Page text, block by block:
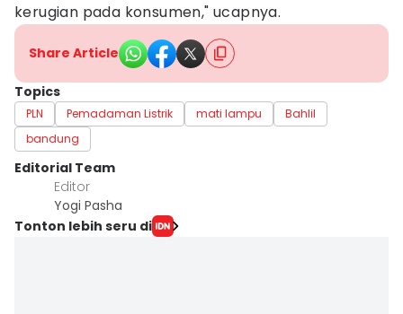
kerugian pada konsumen," ucapnya.
Share Article
Topics
PLN Pemadaman Listrik mati lampu
Bahlil
bandung
Editorial Team
Editor
Yogi Pasha
Tonton lebih seru di